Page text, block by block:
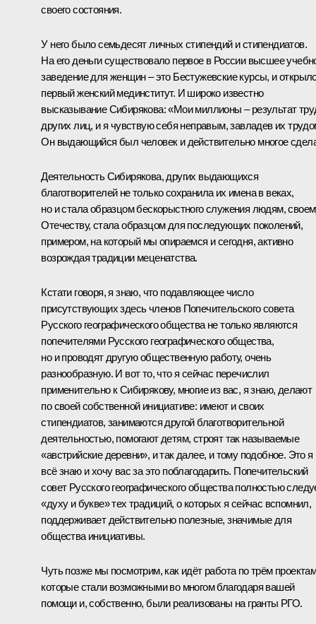
своего состояния.
У него было семьдесят личных стипендий и стипендиатов.
На его деньги существовало первое в России высшее
заведение для женщин – это Бестужевские курсы, и
первый женский мединститут. И широко известно
высказывание Сибирякова: «Мои миллионы – результат
других лиц, и я чувствую себя неправым, завладев их
Он выдающийся был человек и действительно многое
Деятельность Сибирякова, других выдающихся
благотворителей не только сохранила их имена в веках,
но и стала образцом бескорыстного служения людям,
Отечеству, стала образцом для последующих поколений,
примером, на который мы опираемся и сегодня, активно
возрождая традиции меценатства.
Кстати говоря, я знаю, что подавляющее число
присутствующих здесь членов Попечительского совета
Русского географического общества не только являются
попечителями Русского географического общества,
но и проводят другую общественную работу, очень
разнообразную. И вот то, что я сейчас перечислил
применительно к Сибирякову, многие из вас, я знаю, делают
по своей собственной инициативе: имеют и своих
стипендиатов, занимаются другой благотворительной
деятельностью, помогают детям, строят так называемые
«австрийские деревни», и так далее, и тому подобное. Это я
всё знаю и хочу вас за это поблагодарить. Попечительский
совет Русского географического общества полностью
«духу и букве» тех традиций, о которых я сейчас вспомнил,
поддерживает действительно полезные, значимые для
общества инициативы.
Чуть позже мы посмотрим, как идёт работа по трём
которые стали возможными во многом благодаря вашей
помощи и, собственно, были реализованы на гранты РГО.